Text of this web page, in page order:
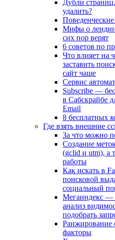
Дубли
удалить?
Мифы о
сих пор верят
6 советов по
Что влияет на
заставить
сайт чаще
Сервис
Subscribe —
в Сабскрайбе
Email
8 бесплатных
Где взять внешние
За что можно
Cоздание
(gclid и utm), а
работы
Как искать в
поисковой
социальный
Мегаиндекс —
анализ
подобрать
Ранжирование
факторы